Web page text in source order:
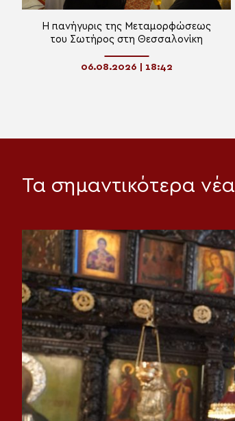
Η πανήγυρις της Μεταμορφώσεως
του Σωτήρος στη Θεσσαλονίκη
06.08.2026 | 18:42
Τα σημαντικότερα νέα